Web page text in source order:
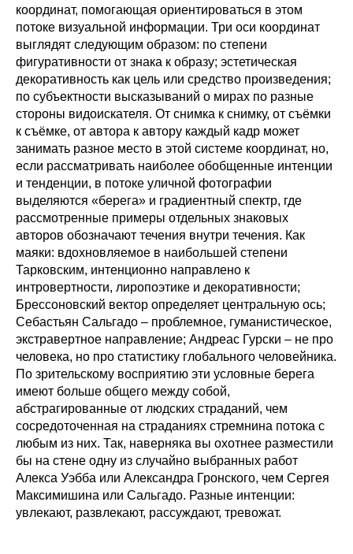
координат, помогающая ориентироваться в этом
потоке визуальной информации. Три оси координат
выглядят следующим образом: по степени
фигуративности от знака к образу; эстетическая
декоративность как цель или средство произведения;
по субъектности высказываний о мирах по разные
стороны видоискателя. От снимка к снимку, от съёмки
к съёмке, от автора к автору каждый кадр может
занимать разное место в этой системе координат, но,
если рассматривать наиболее обобщенные интенции
и тенденции, в потоке уличной фотографии
выделяются «берега» и градиентный спектр, где
рассмотренные примеры отдельных знаковых
авторов обозначают течения внутри течения. Как
маяки: вдохновляемое в наибольшей степени
Тарковским, интенционно направлено к
интровертности, лиропоэтике и декоративности;
Брессоновский вектор определяет центральную ось;
Себастьян Сальгадо – проблемное, гуманистическое,
экстравертное направление; Андреас Гурски – не про
человека, но про статистику глобального человейника.
По зрительскому восприятию эти условные берега
имеют больше общего между собой,
абстрагированные от людских страданий, чем
сосредоточенная на страданиях стремнина потока с
любым из них. Так, наверняка вы охотнее разместили
бы на стене одну из случайно выбранных работ
Алекса Уэбба или Александра Гронского, чем Сергея
Максимишина или Сальгадо. Разные интенции:
увлекают, развлекают, рассуждают, тревожат.